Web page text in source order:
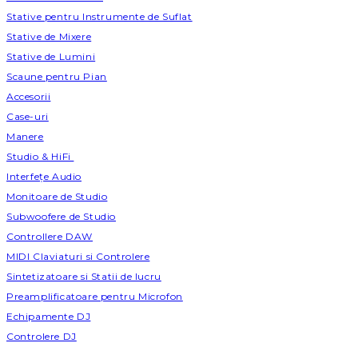
Stative pentru Instrumente de Suflat
Stative de Mixere
Stative de Lumini
Scaune pentru Pian
Accesorii
Case-uri
Manere
Studio & HiFi
Interfețe Audio
Monitoare de Studio
Subwoofere de Studio
Controllere DAW
MIDI Claviaturi si Controlere
Sintetizatoare si Statii de lucru
Preamplificatoare pentru Microfon
Echipamente DJ
Controlere DJ